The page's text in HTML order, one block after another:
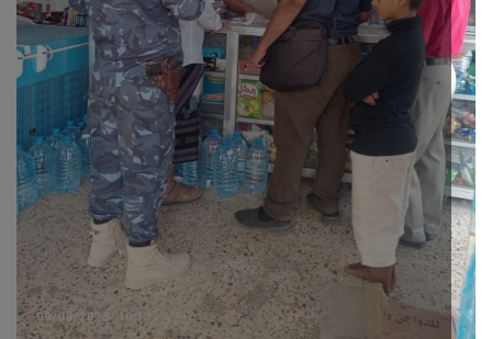
مؤسسة حدث اليوم
الطقس
صحة
العالمية
منصة حرة
تكنولوجيا وسيارات